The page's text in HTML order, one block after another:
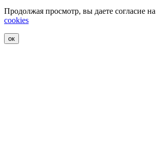
Продолжая просмотр, вы даете согласие
cookies
ок